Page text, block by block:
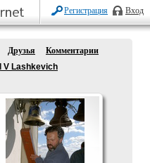
Регистрация Вход
Друзья
Комментарии
V Lashkevich